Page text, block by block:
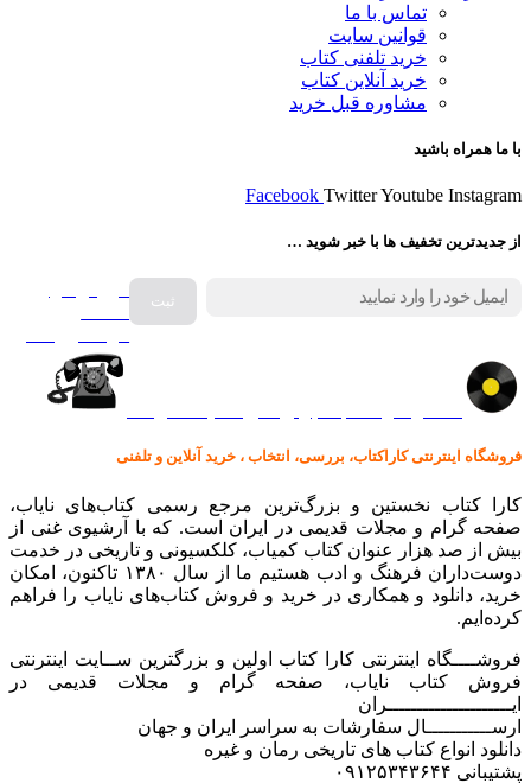
تماس با ما
قوانین سایت
خرید تلفنی کتاب
خرید آنلاین کتاب
مشاوره قبل خرید
با ما همراه باشید
Facebook TwitterYoutube Instagram
از جدیدترین تخفیف ها با خبر شوید …
فروش انواع
فروشگاه اینترنتی کاراکتاب، بررسی، انتخاب ، خرید آنلاین و تلفنی
کارا کتاب نخستین و بزرگ‌ترین مرجع رسمی کتاب‌های نایاب،
صفحه گرام و مجلات قدیمی در ایران است. که با آرشیوی غنی از
بیش از صد هزار عنوان کتاب کمیاب، کلکسیونی و تاریخی در خدمت
دوست‌داران فرهنگ و ادب هستیم ما از سال ۱۳۸۰ تاکنون، امکان
خرید، دانلود و همکاری در خرید و فروش کتاب‌های نایاب را فراهم
کرده‌ایم.
فروشــــگاه اینترنتی کارا کتاب اولین و بزرگترین ســایت اینترنتی
فروش کتاب نایاب، صفحه گرام و مجلات قدیمی در
ایـــــــــــــــــــــران
ارســـــــــــال سفارشات به سراسر ایران و جهان
دانلود انواع کتاب های تاریخی رمان و غیره
پشتیبانی ۰۹۱۲۵۳۴۳۶۴۴